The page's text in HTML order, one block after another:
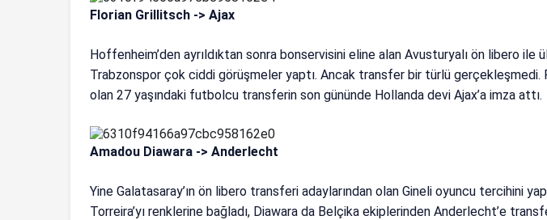
Florian Grillitsch -> Ajax
Hoffenheim’den ayrıldıktan sonra bonservisini eline alan Avusturyalı ön libero ile
Trabzonspor çok ciddi görüşmeler yaptı. Ancak transfer bir türlü gerçekleşmedi.
olan 27 yaşındaki futbolcu transferin son gününde Hollanda devi Ajax’a imza attı.
Amadou Diawara -> Anderlecht
Yine Galatasaray’ın ön libero transferi adaylarından olan Gineli oyuncu tercihini
Torreira’yı renklerine bağladı, Diawara da Belçika ekiplerinden Anderlecht’e